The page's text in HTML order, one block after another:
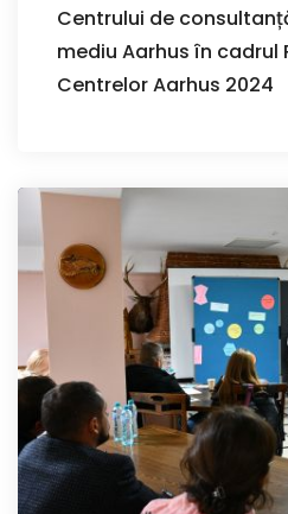
Centrului de
mediu Aarhus în cadrul
Centrelor Aarhus 2024